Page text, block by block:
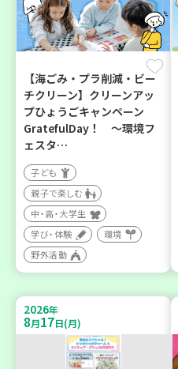
【海ごみ・プラ削減・ビー
チクリーン】クリーンアッ
プひょうごキャンペーン
GratefulDay！ ～環境フ
ェスタ…
子ども
親子で楽しむ
中・高・大学生
学び・体験
環境
野外活動
2026年
8月17日(月)